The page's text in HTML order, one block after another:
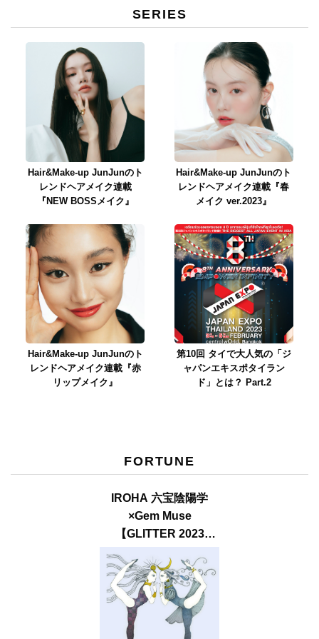
SERIES
Hair&Make-up JunJunのト
レンドヘアメイク連載
『NEW BOSSメイク』
Hair&Make-up JunJunのト
レンドヘアメイク連載『春
メイク ver.2023』
Hair&Make-up JunJunのト
レンドヘアメイク連載『赤
リップメイク』
第10回 タイで大人気の「ジ
ャパンエキスポタイラン
ド」とは？ Part.2
FORTUNE
IROHA 六宝陰陽学
×Gem Muse
【GLITTER 2023
SUMMER issue】